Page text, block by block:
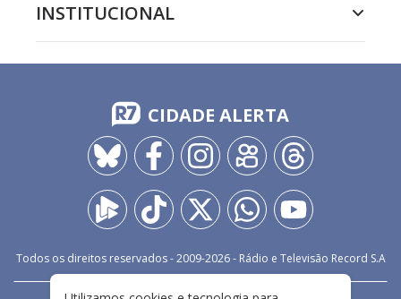
INSTITUCIONAL
CIDADE ALERTA
Todos os direitos reservados - 2009-2026- Rádio e Televisão Record S.A